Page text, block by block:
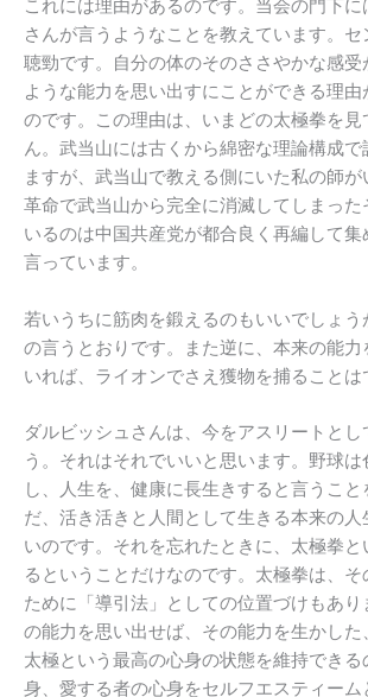
これには理由があるのです。当会の門下
さんが言うようなことを教えています。セ
聴勁です。自分の体のそのささやかな感
ような能力を思い出すにことができる理由
のです。この理由は、いまどの太極拳を
ん。武当山には古くから綿密な理論構成
ますが、武当山で教える側にいた私の師
革命で武当山から完全に消滅してしまった
いるのは中国共産党が都合良く再編して集
言っています。
若いうちに筋肉を鍛えるのもいいでしょう
の言うとおりです。また逆に、本来の能力
いれば、ライオンでさえ獲物を捕ることは
ダルビッシュさんは、今をアスリートとし
う。それはそれでいいと思います。野球
し、人生を、健康に長生きすると言うこ
だ、活き活きと人間として生きる本来の
いのです。それを忘れたときに、太極拳
るということだけなのです。太極拳は、
ために「導引法」としての位置づけもあ
の能力を思い出せば、その能力を生かした
太極という最高の心身の状態を維持でき
身、愛する者の心身をセルフエスティーム